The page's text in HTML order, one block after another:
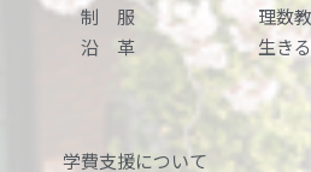
制 服
沿 革
理数
生き
学費支援について